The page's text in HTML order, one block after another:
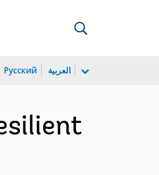
Русский العربية